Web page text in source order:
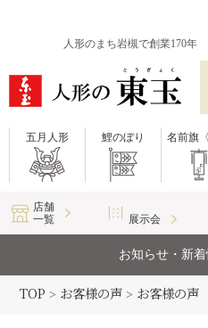
人形のまち岩槻で創業170年
五月人形 鯉のぼり 名前旗
店舗
一覧
展示会
お知らせ・新
TOP > お客様の声 > お客様の